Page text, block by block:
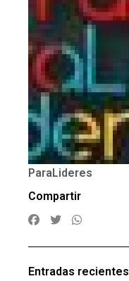
ParaLideres
Compartir
Entradas recientes